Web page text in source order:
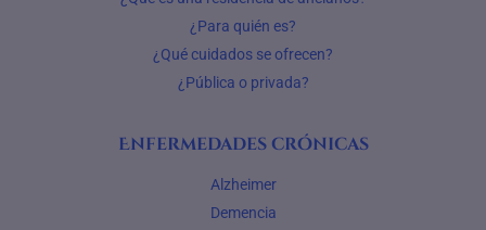
¿Para quién es?
¿Qué cuidados se ofrecen?
¿Pública o privada?
Enfermedades crónicas
Alzheimer
Demencia